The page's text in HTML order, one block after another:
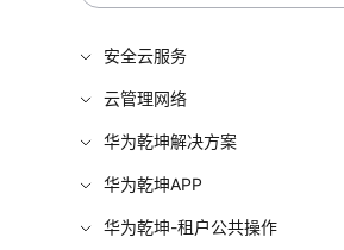
安全云服务
云管理网络
华为乾坤解决方案
华为乾坤APP
华为乾坤-租户公共操作